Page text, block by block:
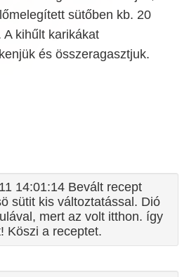
sütőben kb. 20
kihűlt karikákat
és összeragasztjuk.
14:01:14 Bevált recept
sütit kis változtatással. Dió
mert az volt itthon. így
Köszi a receptet.